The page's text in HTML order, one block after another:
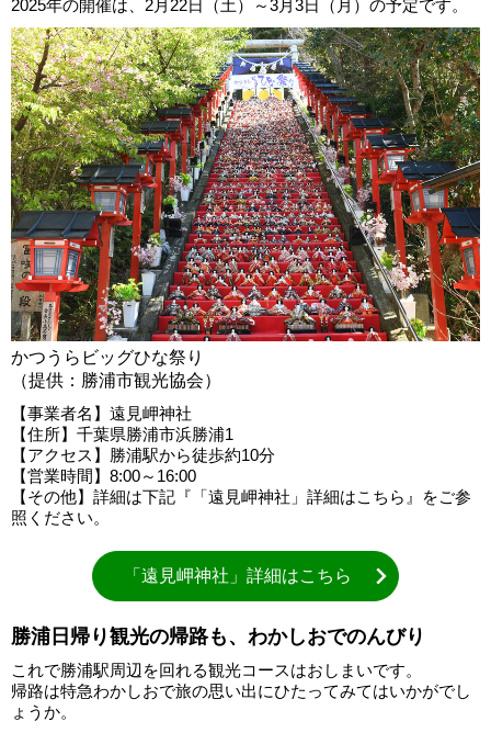
2025年の開催は、2月22日（土）～3月3日（月）の予定です。
かつうらビッグひな祭り
（提供：勝浦市観光協会）
【事業者名】遠見岬神社
【住所】千葉県勝浦市浜勝浦1
【アクセス】勝浦駅から徒歩約10分
【営業時間】8:00～16:00
【その他】詳細は下記『「遠見岬神社」詳細はこちら』をご参
照ください。
「遠見岬神社」詳細はこちら
勝浦日帰り観光の帰路も、わかしおでのんびり
これで勝浦駅周辺を回れる観光コースはおしまいです。
帰路は特急わかしおで旅の思い出にひたってみてはいかがでし
ょうか。